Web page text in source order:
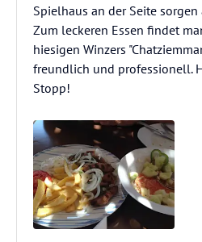
Spielhaus an der Seite
Zum leckeren Essen findet
hiesigen Winzers
freundlich und professionell.
Stopp!